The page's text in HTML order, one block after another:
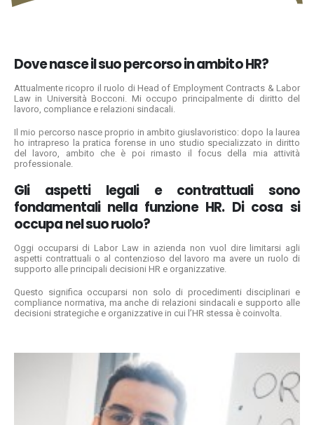
Dove nasce il suo percorso in ambito HR?
Attualmente ricopro il ruolo di Head of Employment Contracts & Labor
Law in Università Bocconi. Mi occupo principalmente di diritto del
lavoro, compliance e relazioni sindacali.
Il mio percorso nasce proprio in ambito giuslavoristico: dopo la laurea
ho intrapreso la pratica forense in uno studio specializzato in diritto
del lavoro, ambito che è poi rimasto il focus della mia attività
professionale.
Gli aspetti legali e contrattuali sono
fondamentali nella funzione HR. Di cosa si
occupa nel suo ruolo?
Oggi occuparsi di Labor Law in azienda non vuol dire limitarsi agli
aspetti contrattuali o al contenzioso del lavoro ma avere un ruolo di
supporto alle principali decisioni HR e organizzative.
Questo significa occuparsi non solo di procedimenti disciplinari e
compliance normativa, ma anche di relazioni sindacali e supporto alle
decisioni strategiche e organizzative in cui l’HR stessa è coinvolta.